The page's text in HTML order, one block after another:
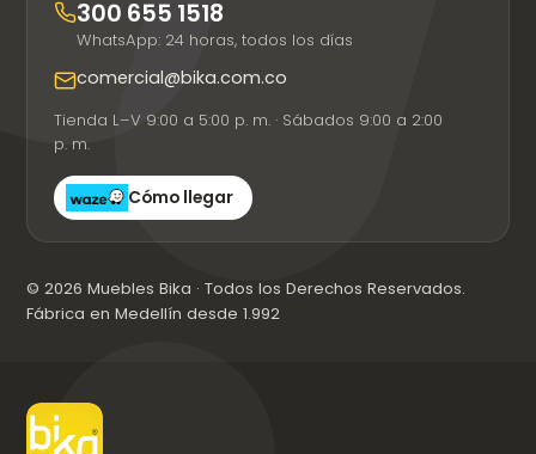
300 655 1518
WhatsApp: 24 horas, todos los días
comercial@bika.com.co
Tienda L–V 9:00 a 5:00 p. m. · Sábados 9:00 a 2:00
p. m.
Cómo llegar
© 2026 Muebles Bika · Todos los Derechos Reservados.
Fábrica en Medellín desde 1.992